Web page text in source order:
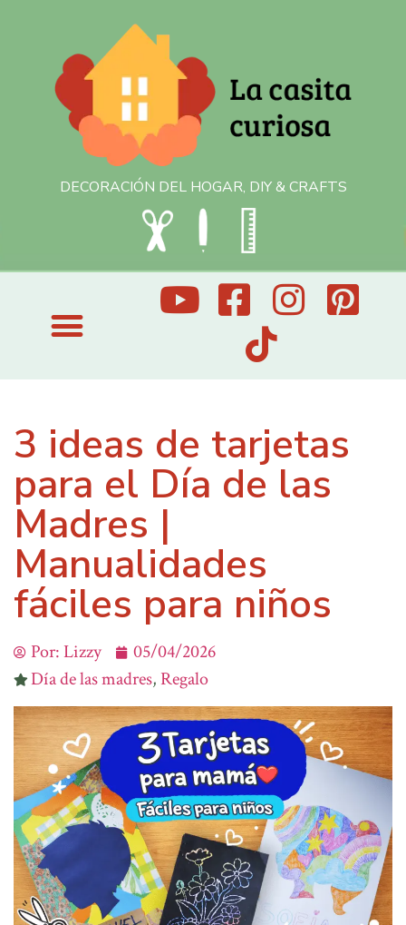
DECORACIÓN DEL HOGAR, DIY & CRAFTS
3 ideas de tarjetas
para el Día de las
Madres |
Manualidades
fáciles para niños
Por:Lizzy
05/04/2026
Día de las madres,Regalo